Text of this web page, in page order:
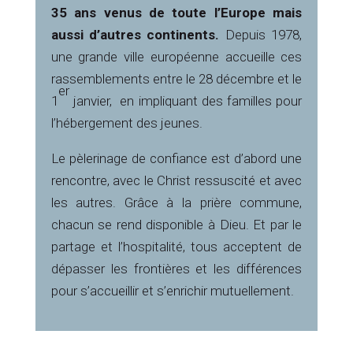
35 ans venus de toute l’Europe mais
aussi d’autres continents. Depuis 1978,
une grande ville européenne accueille ces
rassemblements entre le 28 décembre et le
1
er
janvier, en impliquant des familles pour
l’hébergement des jeunes.
Le pèlerinage de confiance est d’abord une
rencontre, avec le Christ ressuscité et avec
les autres. Grâce à la prière commune,
chacun se rend disponible à Dieu. Et par le
partage et l’hospitalité, tous acceptent de
dépasser les frontières et les différences
pour s’accueillir et s’enrichir mutuellement.